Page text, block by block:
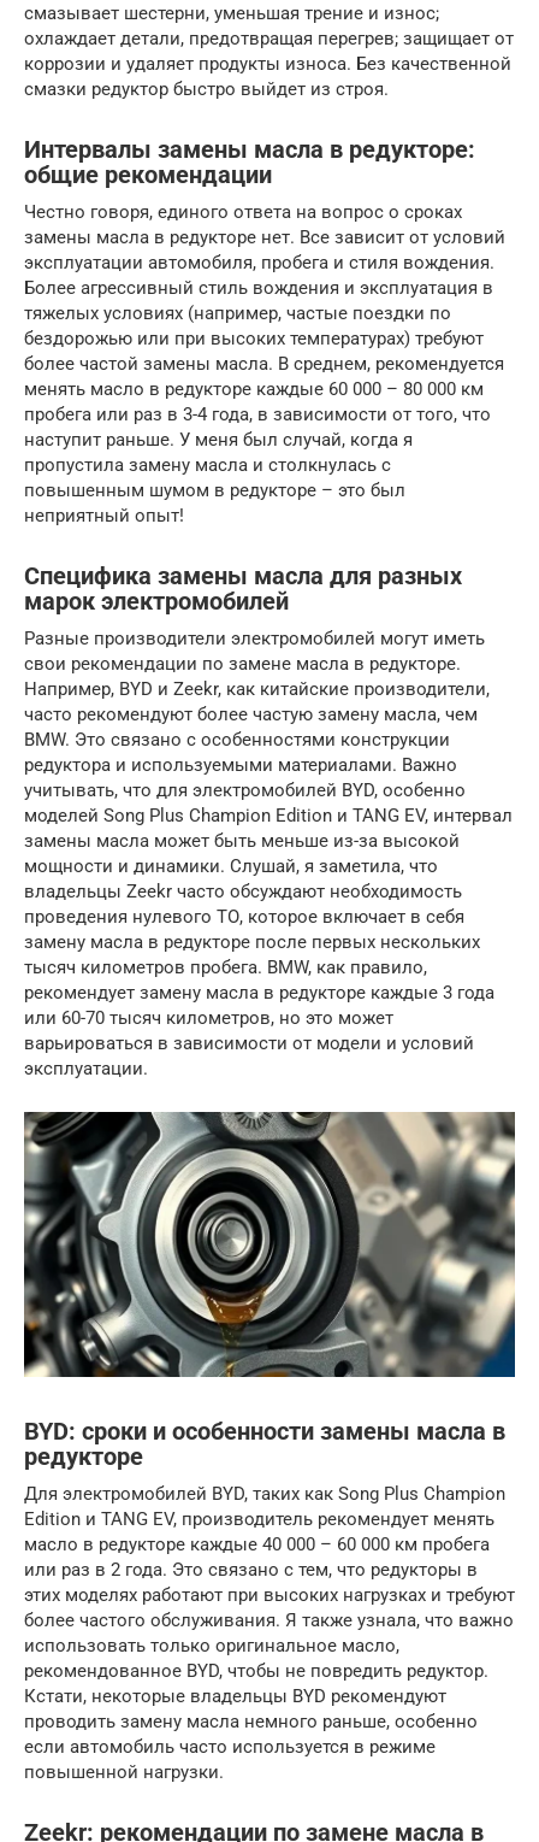
смазывает шестерни, уменьшая трение и износ;
охлаждает детали, предотвращая перегрев; защищает от
коррозии и удаляет продукты износа. Без качественной
смазки редуктор быстро выйдет из строя.
Интервалы замены масла в редукторе:
общие рекомендации
Честно говоря, единого ответа на вопрос о сроках
замены масла в редукторе нет. Все зависит от условий
эксплуатации автомобиля, пробега и стиля вождения.
Более агрессивный стиль вождения и эксплуатация в
тяжелых условиях (например, частые поездки по
бездорожью или при высоких температурах) требуют
более частой замены масла. В среднем, рекомендуется
менять масло в редукторе каждые 60 000 – 80 000 км
пробега или раз в 3-4 года, в зависимости от того, что
наступит раньше. У меня был случай, когда я
пропустила замену масла и столкнулась с
повышенным шумом в редукторе – это был
неприятный опыт!
Специфика замены масла для разных
марок электромобилей
Разные производители электромобилей могут иметь
свои рекомендации по замене масла в редукторе.
Например, BYD и Zeekr, как китайские производители,
часто рекомендуют более частую замену масла, чем
BMW. Это связано с особенностями конструкции
редуктора и используемыми материалами. Важно
учитывать, что для электромобилей BYD, особенно
моделей Song Plus Champion Edition и TANG EV, интервал
замены масла может быть меньше из-за высокой
мощности и динамики. Слушай, я заметила, что
владельцы Zeekr часто обсуждают необходимость
проведения нулевого ТО, которое включает в себя
замену масла в редукторе после первых нескольких
тысяч километров пробега. BMW, как правило,
рекомендует замену масла в редукторе каждые 3 года
или 60-70 тысяч километров, но это может
варьироваться в зависимости от модели и условий
эксплуатации.
BYD: сроки и особенности замены масла в
редукторе
Для электромобилей BYD, таких как Song Plus Champion
Edition и TANG EV, производитель рекомендует менять
масло в редукторе каждые 40 000 – 60 000 км пробега
или раз в 2 года. Это связано с тем, что редукторы в
этих моделях работают при высоких нагрузках и требуют
более частого обслуживания. Я также узнала, что важно
использовать только оригинальное масло,
рекомендованное BYD, чтобы не повредить редуктор.
Кстати, некоторые владельцы BYD рекомендуют
проводить замену масла немного раньше, особенно
если автомобиль часто используется в режиме
повышенной нагрузки.
Zeekr: рекомендации по замене масла в